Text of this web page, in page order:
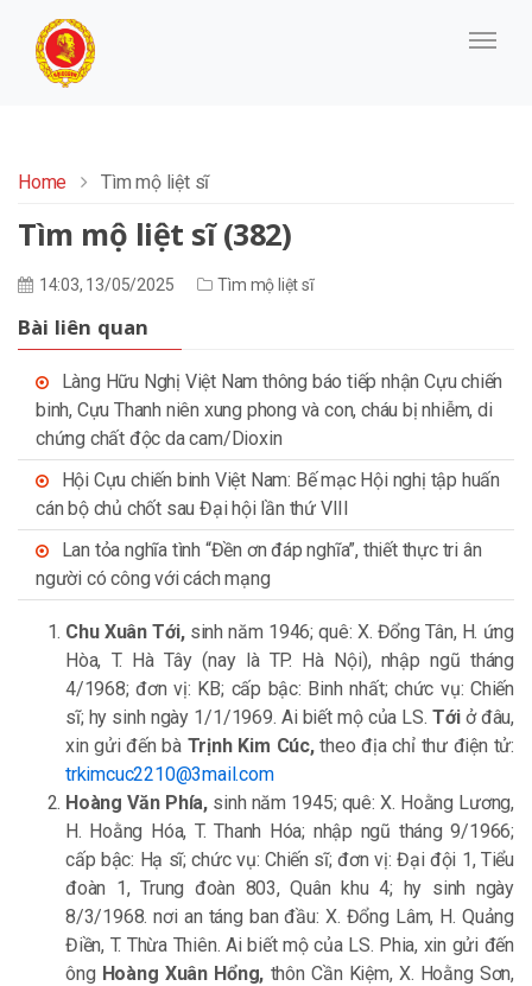
Home Tìm mộ liệt sĩ
Tìm mộ liệt sĩ (382)
14:03, 13/05/2025 Tìm mộ liệt sĩ
Bài liên quan
Làng Hữu Nghị Việt Nam thông báo tiếp nhận Cựu chiến
binh, Cựu Thanh niên xung phong và con, cháu bị nhiễm, di
chứng chất độc da cam/Dioxin
Hội Cựu chiến binh Việt Nam: Bế mạc Hội nghị tập huấn
cán bộ chủ chốt sau Đại hội lần thứ VIII
Lan tỏa nghĩa tình “Đền ơn đáp nghĩa”, thiết thực tri ân
người có công với cách mạng
Chu Xuân Tới, sinh năm 1946; quê: X. Đổng Tân, H. ứng
Hòa, T. Hà Tây (nay là TP. Hà Nội), nhập ngũ tháng
4/1968; đơn vị: KB; cấp bậc: Binh nhất; chức vụ: Chiến
sĩ; hy sinh ngày 1/1/1969. Ai biết mộ của LS.Tới ở đâu,
xin gửi đến bà Trịnh Kim Cúc,theo địa chỉ thư điện tử:
trkimcuc2210@3mail.com
Hoàng Văn Phía, sinh năm 1945; quê: X. Hoằng Lương,
H. Hoằng Hóa, T. Thanh Hóa; nhập ngũ tháng 9/1966;
cấp bậc: Hạ sĩ; chức vụ: Chiến sĩ; đơn vị: Đại đội 1, Tiểu
đoàn 1, Trung đoàn 803, Quân khu 4; hy sinh ngày
8/3/1968. nơi an táng ban đầu: X. Đổng Lâm, H. Quảng
Điền, T. Thừa Thiên. Ai biết mộ của LS. Phia, xin gửi đến
ông Hoàng Xuân Hổng, thôn Cần Kiệm, X. Hoằng Sơn,